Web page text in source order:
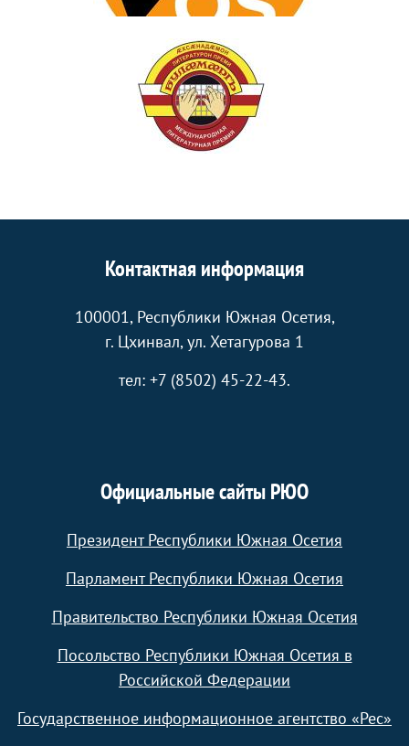
Контактная информация
100001, Республики Южная Осетия,
г. Цхинвал, ул. Хетагурова 1
тел: +7 (8502) 45-22-43.
Официальные сайты РЮО
Президент Республики Южная Осетия
Парламент Республики Южная Осетия
Правительство Республики Южная Осетия
Посольство Республики Южная Осетия в
Российской Федерации
Государственное информационное агентство «Рес»